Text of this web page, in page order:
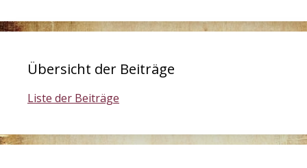
Übersicht der Beiträge
Liste der Beiträge